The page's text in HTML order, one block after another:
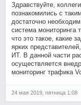
Здравствуйте,
познакомились с
достаточно
система мониторинга
что это такое, какие
ярких
ИТ. В данной части
осуществляется
мониторинг трафика
24 мая 2019, пятница 1:08